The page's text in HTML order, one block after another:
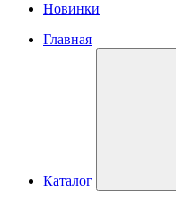
Новинки
Главная
Каталог